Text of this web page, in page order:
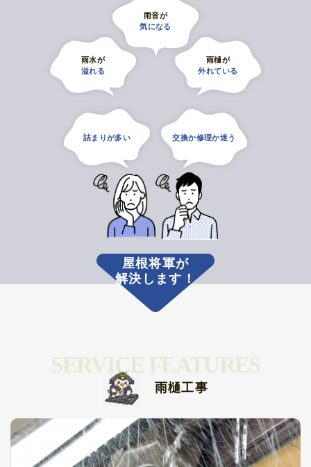
雨水が
溢れる
雨音が
気になる
雨樋が
外れている
詰まりが多い 交換か修理か迷う
屋根将軍が
解決します！
SERVICE FEATURES
雨樋工事